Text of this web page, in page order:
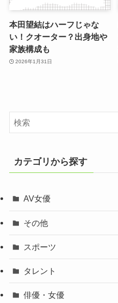
本田望結はハーフじゃな
い！クオーター？出身地や
家族構成も
2026年1月31日
カテゴリから探す
AV女優
その他
スポーツ
タレント
俳優・女優